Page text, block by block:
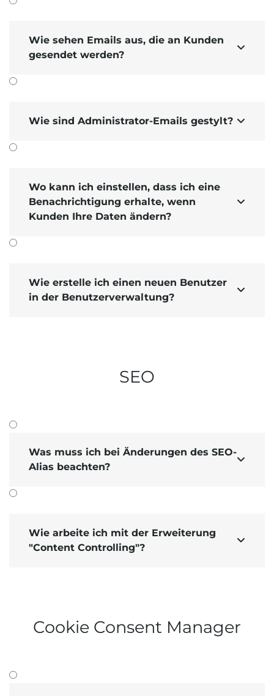
Wie sehen Emails aus, die an Kunden
gesendet werden?

Wie sind Administrator-Emails gestylt? 
Wo kann ich einstellen, dass ich eine
Benachrichtigung erhalte, wenn
Kunden Ihre Daten ändern?

Wie erstelle ich einen neuen Benutzer
in der Benutzerverwaltung?

SEO
Was muss ich bei Änderungen des SEO-
Alias beachten?

Wie arbeite ich mit der Erweiterung
"Content Controlling"?

Cookie Consent Manager